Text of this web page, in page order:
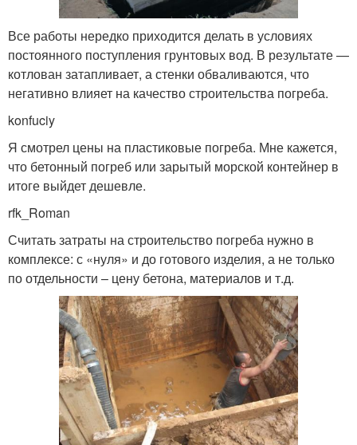
Все работы нередко приходится делать в условиях
постоянного поступления грунтовых вод. В результате —
котлован затапливает, а стенки обваливаются, что
негативно влияет на качество строительства погреба.
konfuciy
Я смотрел цены на пластиковые погреба. Мне кажется,
что бетонный погреб или зарытый морской контейнер в
итоге выйдет дешевле.
rfk_Roman
Считать затраты на строительство погреба нужно в
комплексе: с «нуля» и до готового изделия, а не только
по отдельности – цену бетона, материалов и т.д.